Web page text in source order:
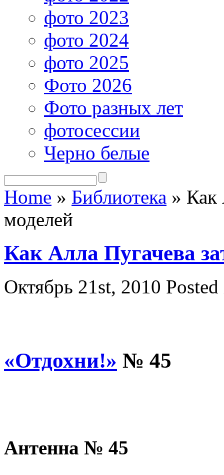
фото 2023
фото 2024
фото 2025
Фото 2026
Фото разных лет
фотосессии
Черно белые
Home » Библиотека » Как
моделей
Как Алла Пугачева
Октябрь 21st, 2010
«Отдохни!» № 45
Антенна № 45